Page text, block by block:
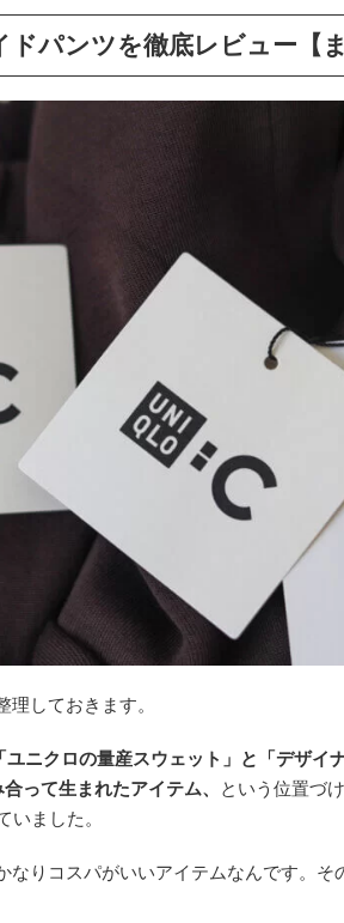
パンツを徹底レビュー【ま
しておきます。
「ユニクロの量産スウェット」と「デザイ
って生まれたアイテム、
という位置づ
ました。
なりコスパがいいアイテムなんです。そ